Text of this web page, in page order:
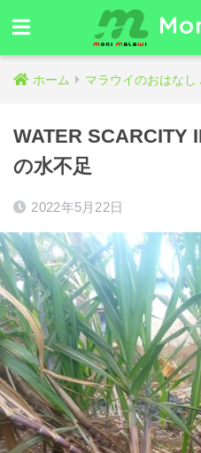
ホーム マラウイのおはな
WATER SCARCITY
の水不足
2022年5月22日